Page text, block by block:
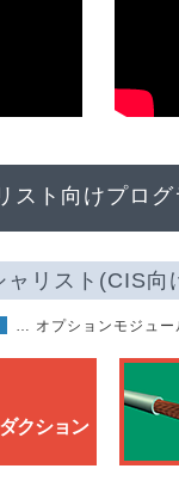
スト向けプログ
リスト(CIS向
… オプションモジュー
クション